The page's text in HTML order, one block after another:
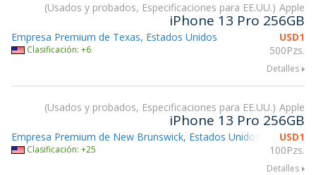
Usados y probados, Especificaciones para EE.UU. Apple
iPhone 13 Pro 256GB
USD1
500Pzs.
Empresa Premium de Texas, Estados Unidos
Clasificación: +6
Detalles
Usados y probados, Especificaciones para EE.UU. Apple
iPhone 13 Pro 256GB
USD1
100Pzs.
Empresa Premium de New Brunswick, Estados Unidos
Clasificación: +25
Detalles